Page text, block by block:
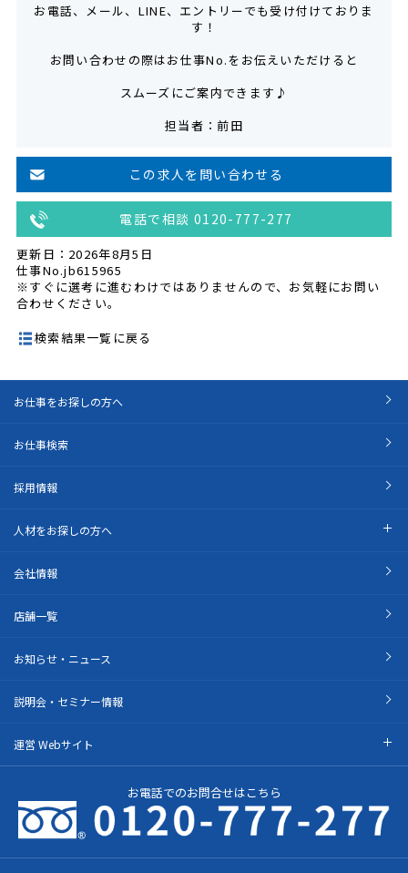
お電話、メール、LINE、エントリーでも受け付けておりま
す！
お問い合わせの際はお仕事No.をお伝えいただけると
スムーズにご案内できます♪
担当者：前田
この求人を問い合わせる
電話で相談 0120-777-277
更新日：2026年8月5日
仕事No.jb615965
※すぐに選考に進むわけではありませんので、お気軽にお問い
合わせください。
検索結果一覧に戻る
お仕事をお探しの方へ
お仕事検索
採用情報
人材をお探しの方へ
会社情報
店舗一覧
お知らせ・ニュース
説明会・セミナー情報
運営 Webサイト
お電話でのお問合せはこちら